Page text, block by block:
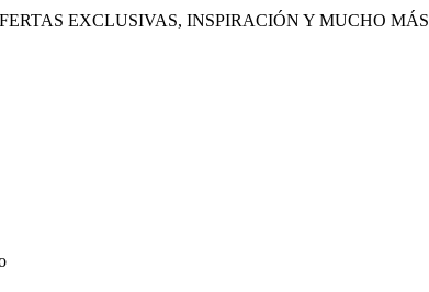
EXCLUSIVAS, INSPIRACIÓN Y MUCHO MÁS